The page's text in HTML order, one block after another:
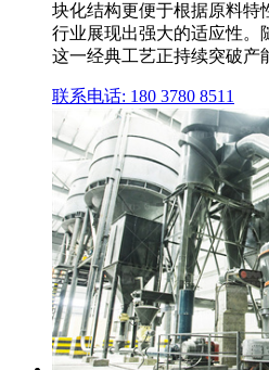
块化结构更便于根据原料特
行业展现出强大的适应性。
这一经典工艺正持续突破产
联系电话: 180 3780 8511